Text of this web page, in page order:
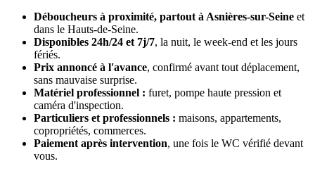
Déboucheurs à proximité, partout à Asnières-sur-Seine et
dans le Hauts-de-Seine.
Disponibles 24h/24 et 7j/7, la nuit, le week-end et les jours
fériés.
Prix annoncé à l'avance, confirmé avant tout déplacement,
sans mauvaise surprise.
Matériel professionnel : furet, pompe haute pression et
caméra d'inspection.
Particuliers et professionnels : maisons, appartements,
copropriétés, commerces.
Paiement après intervention, une fois le WC vérifié devant
vous.